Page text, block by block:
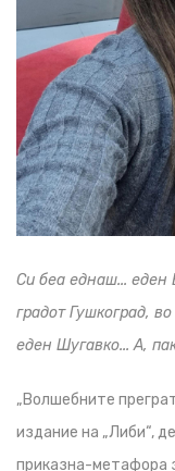
Си беа еднаш... еден
градот Гушкоград,
еден Шугавко... А,
„Волшебните
издание на „Либи“,
приказна-метафора